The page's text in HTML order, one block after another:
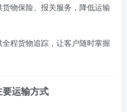
货物保险、报关服务，降低运输
全程货物追踪，让客户随时掌握
运输方式